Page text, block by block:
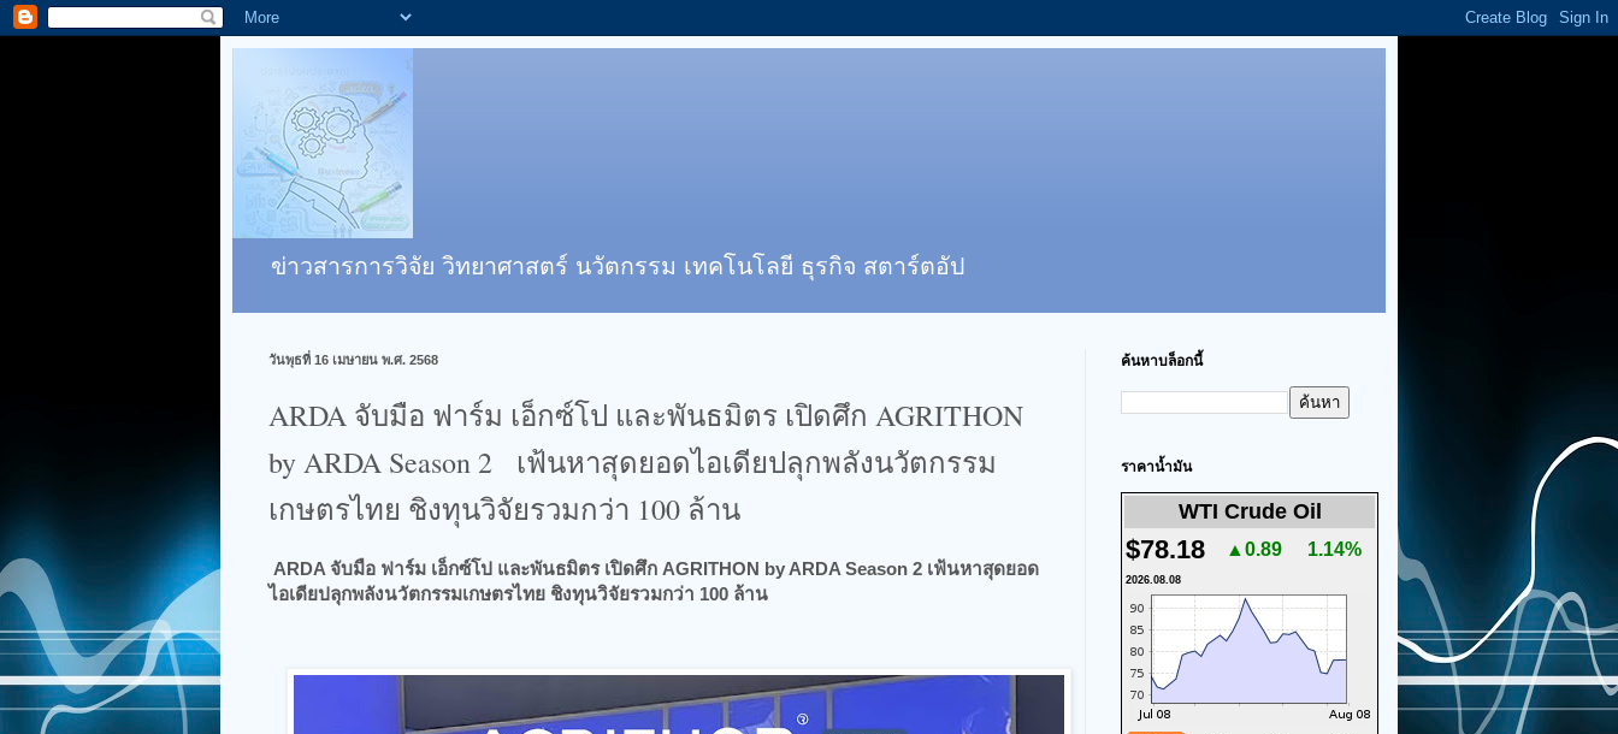
ข่าวสารการวิจัย วิทยาศาสตร์ นวัตกรรม เทคโนโลยี ธุรกิจ สตาร์ตอัป
วันพุธที่ 16 เมษายน พ.ศ. 2568
ARDA จับมือ ฟาร์ม เอ็กซ์โป และพันธมิตร เปิดศึก AGRITHON
by ARDA Season 2 เฟ้นหาสุดยอดไอเดียปลุกพลังนวัตกรรม
เกษตรไทย ชิงทุนวิจัยรวมกว่า 100 ล้าน
ARDA จับมือ ฟาร์ม เอ็กซ์โป และพันธมิตร เปิดศึก AGRITHON by ARDA Season 2 เฟ้นหาสุดยอด
ไอเดียปลุกพลังนวัตกรรมเกษตรไทย ชิงทุนวิจัยรวมกว่า 100 ล้าน
ค้นหาบล็อกนี้
ราคาน้ำมัน
WTI Crude Oil
$78.18 ▲0.89 1.14%
2026.08.08